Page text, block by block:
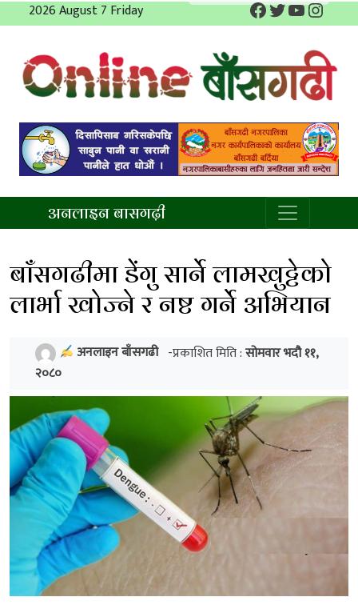
to
2026 August 7 Friday Facebook
Twitter
YouTube
अनलाइन बासगढ़ी
बाँसगढीमा डेंगु सार्ने लामखुट्टेको
लार्भा खोज्ने र नष्ट गर्ने अभियान
अनलाइन बाँसगढी -प्रकाशित मिति :सोमवार भदौ ११,
२०८०